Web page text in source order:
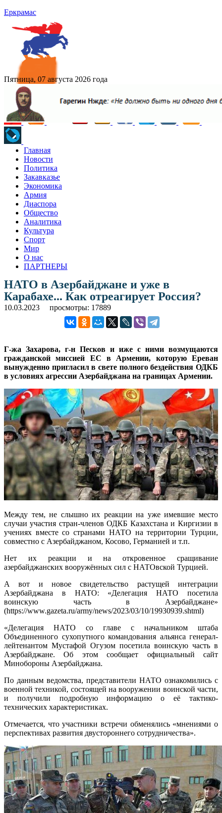
Еркрамас
Пятница, 07 августа 2026 года
Главная
Новости
Политика
Закавказье
Экономика
Армия
Диаспора
Общество
Аналитика
Культура
Спорт
Мир
О нас
ПАРТНЕРЫ
НАТО в Азербайджане и уже в
Карабахе... Как отреагирует Россия?
10.03.2023 просмотры: 17889
Г-жа Захарова, г-н Песков и иже с ними возмущаются
гражданской миссией ЕС в Армении, которую Ереван
вынужденно пригласил в свете полного бездействия ОДКБ
в условиях агрессии Азербайджана на границах Армении.
Между тем, не слышно их реакции на уже имевшие место
случаи участия стран-членов ОДКБ Казахстана и Киргизии в
учениях вместе со странами НАТО на территории Турции,
совместно с Азербайджаном, Косово, Германией и т.п.
Нет их реакции и на откровенное сращивание
азербайджанских вооружённых сил с НАТОвской Турцией.
А вот и новое свидетельство растущей интеграции
Азербайджана в НАТО: «Делегация НАТО посетила
воинскую часть в Азербайджане»
(https://www.gazeta.ru/army/news/2023/03/10/19930939.shtml)
«Делегация НАТО со главе с начальником штаба
Объединенного сухопутного командования альянса генерал-
лейтенантом Мустафой Огузом посетила воинскую часть в
Азербайджане. Об этом сообщает официальный сайт
Минобороны Азербайджана.
По данным ведомства, представители НАТО ознакомились с
военной техникой, состоящей на вооружении воинской части,
и получили подробную информацию о её тактико-
технических характеристиках.
Отмечается, что участники встречи обменялись «мнениями о
перспективах развития двустороннего сотрудничества».